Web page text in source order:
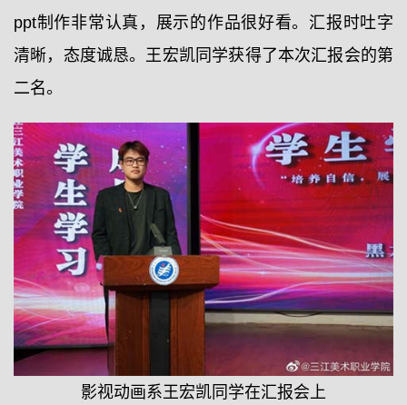
ppt制作非常认真，展示的作品很好看。汇报时吐字
清晰，态度诚恳。王宏凯同学获得了本次汇报会的第
二名。
影视动画系王宏凯同学在汇报会上